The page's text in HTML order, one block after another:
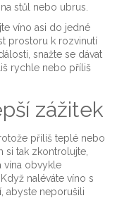
stůl nebo ubrus.
víno asi do jedné
prostoru k rozvinutí
snažte se dávat
rychle nebo příliš
zážitek
příliš teplé nebo
si tak zkontrolujte,
vína obvykle
naléváte víno s
abyste neporušili